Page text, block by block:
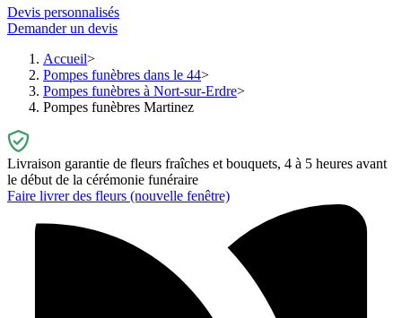
Devis personnalisés
Demander un devis
Accueil
Pompes funèbres dans le 44
Pompes funèbres à Nort-sur-Erdre
Pompes funèbres Martinez
Livraison garantie de fleurs fraîches et bouquets, 4 à 5 heures avant
le début de la cérémonie funéraire
Faire livrer des fleurs (nouvelle fenêtre)